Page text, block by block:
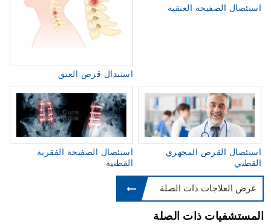
استبدال قرص العنق
استئصال الصفيحة العنقية
استئصال الصفيحة الفقرية
القطنية
استئصال القرص المجهري
القطني
عرض العلاجات ذات الصلة
المستشفيات ذات الصلة